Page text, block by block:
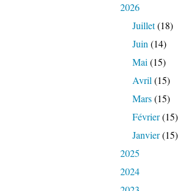
2026
Juillet(18)
Juin (14)
Mai (15)
Avril (15)
Mars(15)
Février(15)
Janvier(15)
2025
2024